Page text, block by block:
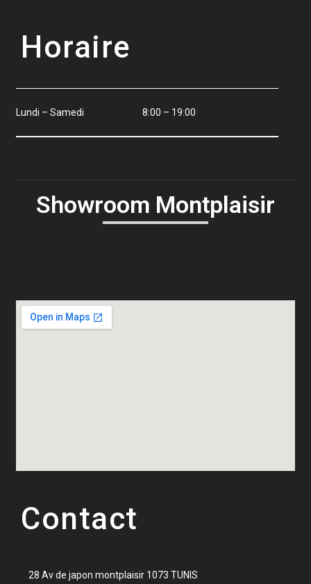
Horaire
Lundi – Samedi 8:00 – 19:00
Showroom Montplaisir
Contact
28 Av de japon montplaisir 1073 TUNIS